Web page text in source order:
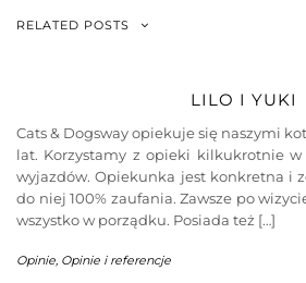
RELATED POSTS
LILO I YUKI
Cats & Dogsway opiekuje się naszymi
lat. Korzystamy z opieki kilkukrotnie
wyjazdów. Opiekunka jest konkretna i
do niej 100% zaufania. Zawsze po
wszystko w porządku. Posiada też […]
Opinie, Opinie i referencje